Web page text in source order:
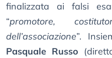
finalizzata ai falsi
“promotore,
dell’associazione”.
Pasquale Russo